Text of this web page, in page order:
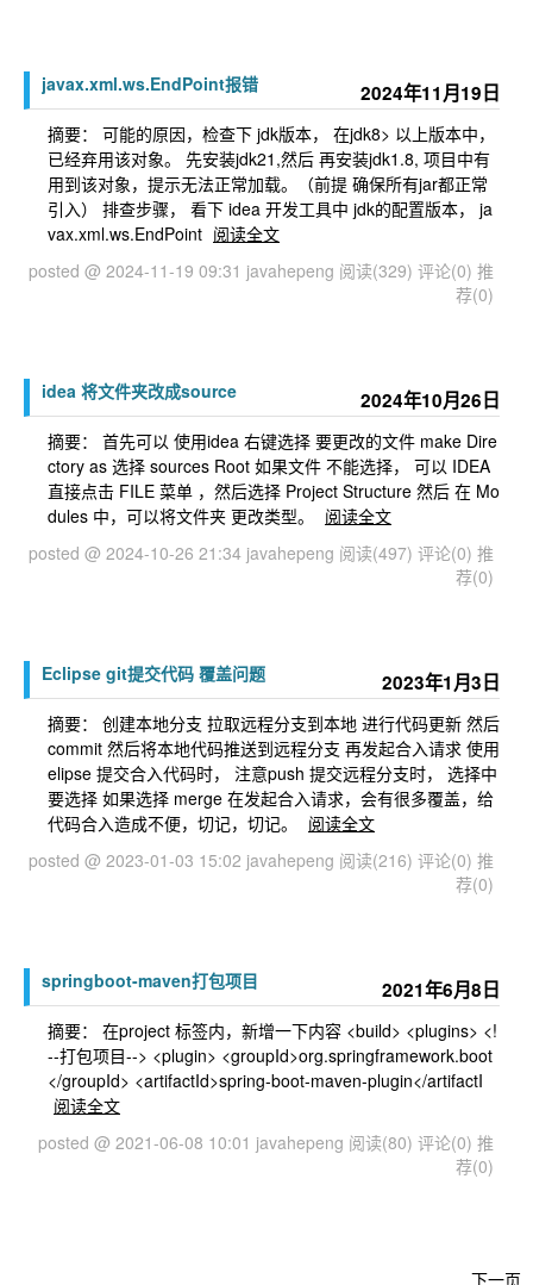
2024年11月19日
javax.xml.ws.EndPoint报错
摘要： 可能的原因，检查下 jdk版本， 在jdk8> 以上版本中，
已经弃用该对象。 先安装jdk21,然后 再安装jdk1.8, 项目中有
用到该对象，提示无法正常加载。（前提 确保所有jar都正常
引入） 排查步骤， 看下 idea 开发工具中 jdk的配置版本， ja
vax.xml.ws.EndPoint 阅读全文
posted @ 2024-11-19 09:31 javahepeng 阅读(329) 评论(0) 推
荐(0)
2024年10月26日
idea 将文件夹改成source
摘要： 首先可以 使用idea 右键选择 要更改的文件 make Dire
ctory as 选择 sources Root 如果文件 不能选择， 可以 IDEA
直接点击 FILE 菜单 ，然后选择 Project Structure 然后 在 Mo
dules 中，可以将文件夹 更改类型。
阅读全文
posted @ 2024-10-26 21:34 javahepeng 阅读(497) 评论(0) 推
荐(0)
2023年1月3日
Eclipse git提交代码 覆盖问题
摘要： 创建本地分支 拉取远程分支到本地 进行代码更新 然后
commit 然后将本地代码推送到远程分支 再发起合入请求 使用
elipse 提交合入代码时， 注意push 提交远程分支时， 选择中
要选择 如果选择 merge 在发起合入请求，会有很多覆盖，给
代码合入造成不便，切记，切记。
阅读全文
posted @ 2023-01-03 15:02 javahepeng 阅读(216) 评论(0) 推
荐(0)
2021年6月8日
springboot-maven打包项目
摘要： 在project 标签内，新增一下内容 <build> <plugins> <!
--打包项目--> <plugin> <groupId>org.springframework.boot
</groupId> <artifactId>spring-boot-maven-plugin</artifactI
阅读全文
posted @ 2021-06-08 10:01 javahepeng 阅读(80) 评论(0) 推
荐(0)
下一页